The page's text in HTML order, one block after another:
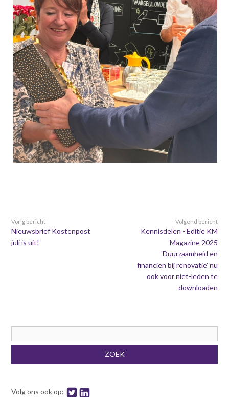
Vorig bericht
Nieuwsbrief Kostenpost
juli is uit!
Volgend bericht
Kennisdelen - Editie KM
Magazine 2025
'Duurzaamheid en
financiën bij renovatie' nu
ook voor niet-leden te
downloaden
ZOEK
Volg ons ook op: